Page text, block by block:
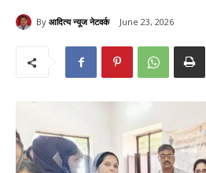
By आदित्य न्यूज नेटवर्क June 23, 2026